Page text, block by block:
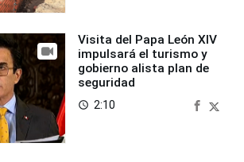
Visita del Papa León XIV
impulsará el turismo y
gobierno alista plan de
seguridad
access_time 2:10